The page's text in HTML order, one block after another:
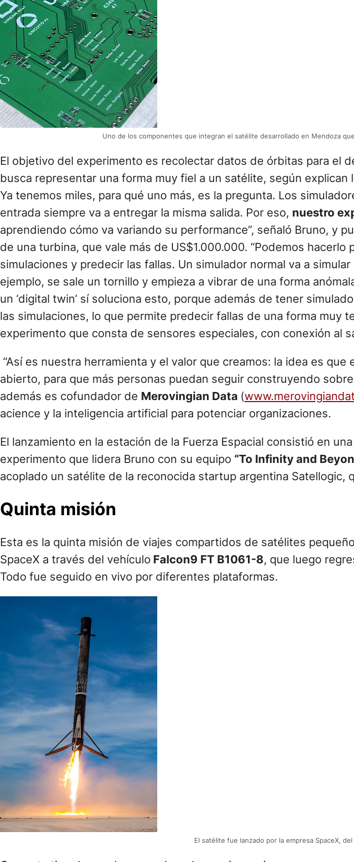
Uno de los componentes que integran el satélite desarrollado en Mendoza
El objetivo del experimento es recolectar datos de órbitas para el
busca representar una forma muy fiel a un satélite, según
Ya tenemos miles, para qué uno más, es la pregunta. Los
entrada siempre va a entregar la misma salida. Por eso, nuestro
aprendiendo cómo va variando su performance”, señaló Bruno, y
de una turbina, que vale más de US$1.000.000. “Podemos
simulaciones y predecir las fallas. Un simulador normal va a
ejemplo, se sale un tornillo y empieza a vibrar de una forma
un ‘digital twin’ sí soluciona esto, porque además de tener
las simulaciones, lo que permite predecir fallas de una forma muy
experimento que consta de sensores especiales, con conexión al
“Así es nuestra herramienta y el valor que creamos: la idea es que
abierto, para que más personas puedan seguir construyendo
además es cofundador de Merovingian Data (
acience y la inteligencia artificial para potenciar organizaciones.
El lanzamiento en la estación de la Fuerza Espacial consistió en
experimento que lidera Bruno con su equipo “To Infinity and
acoplado un satélite de la reconocida startup argentina
Quinta misión
Esta es la quinta misión de viajes compartidos de satélites
SpaceX a través del vehículo Falcon9 FT B1061-8, que luego
Todo fue seguido en vivo por diferentes plataformas.
El satélite fue lanzado por la empresa SpaceX,